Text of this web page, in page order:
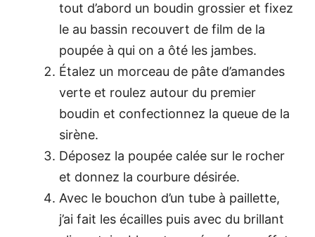
tout d’abord un boudin grossier et fixez
le au bassin recouvert de film de la
poupée à qui on a ôté les jambes.
Étalez un morceau de pâte d’amandes
verte et roulez autour du premier
boudin et confectionnez la queue de la
sirène.
Déposez la poupée calée sur le rocher
et donnez la courbure désirée.
Avec le bouchon d’un tube à paillette,
j’ai fait les écailles puis avec du brillant